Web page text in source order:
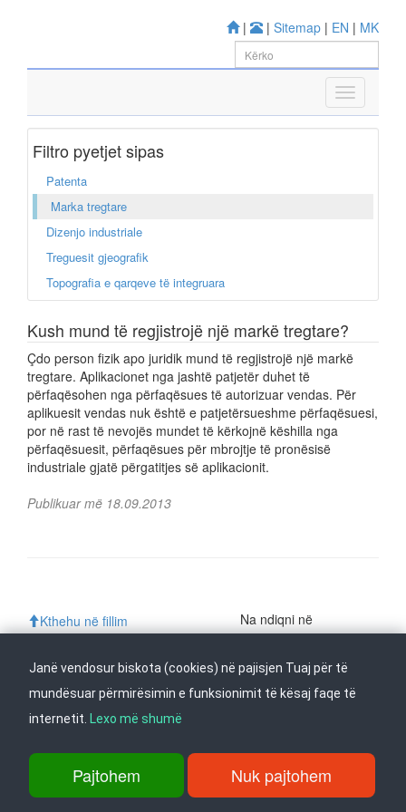
| | Sitemap | EN | MK
Filtro pyetjet sipas
Patenta
Marka tregtare
Dizenjo industriale
Treguesit gjeografik
Topografia e qarqeve të integruara
Kush mund të regjistrojë një markë tregtare?
Çdo person fizik apo juridik mund të regjistrojë një markë
tregtare. Aplikacionet nga jashtë patjetër duhet të
përfaqësohen nga përfaqësues të autorizuar vendas. Për
aplikuesit vendas nuk është e patjetërsueshme përfaqësuesi,
por në rast të nevojës mundet të kërkojnë këshilla nga
përfaqësuesit, përfaqësues për mbrojtje të pronësisë
industriale gjatë përgatitjes së aplikacionit.
Publikuar më 18.09.2013
Kthehu në fillim Na ndiqni në
+389 2 3103 601 (641), Faks: +389 2 3137 149 |
Janë vendosur biskota (cookies) në pajisjen Tuaj për të
mundësuar përmirësimin e funksionimit të kësaj faqe të
internetit. Lexo më shumë
Pajtohem Nuk pajtohem